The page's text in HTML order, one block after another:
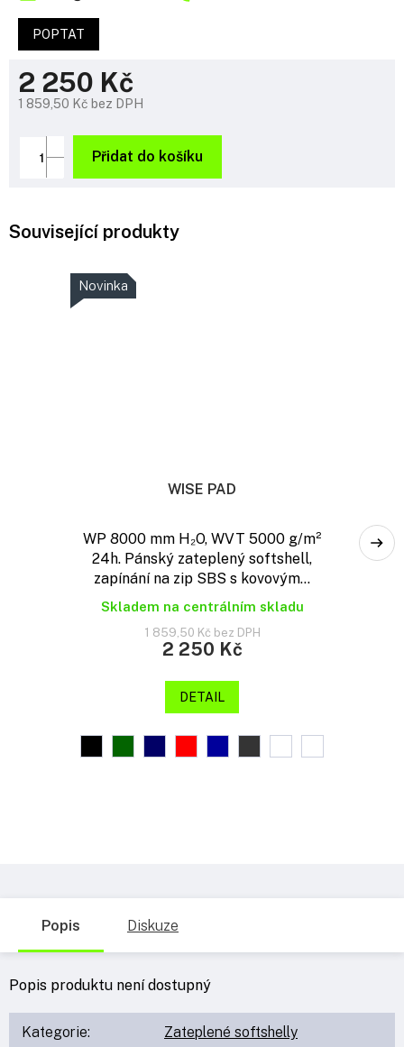
2 250 Kč
1 859,50 Kč bez DPH
cena:
Přidat do košíku
POPTAT
Související produkty
Novinka
WISE PAD
WP 8000 mm H₂O, WVT 5000 g/m²
24h. Pánský zateplený softshell,
zapínání na zip SBS s kovovým...
Skladem na centrálním skladu
1 859,50 Kč bez DPH
2 250 Kč
DETAIL
Popis Diskuze
Popis produktu není dostupný
Kategorie: Zateplené softshelly